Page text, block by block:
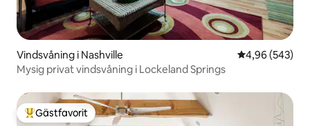
Vindsvåning i Nashville 4,96 av 5 i
4,96 (543)
Mysig privat vindsvåning i Lockeland Springs
Populär gästfavorit
Gästfavorit